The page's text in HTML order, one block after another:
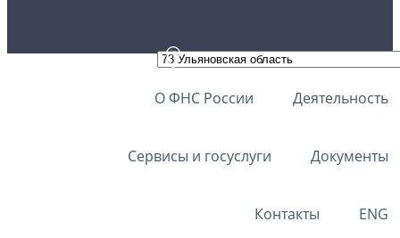
О ФНС России Деятельность
Сервисы и госуслуги Документы
Контакты ENG